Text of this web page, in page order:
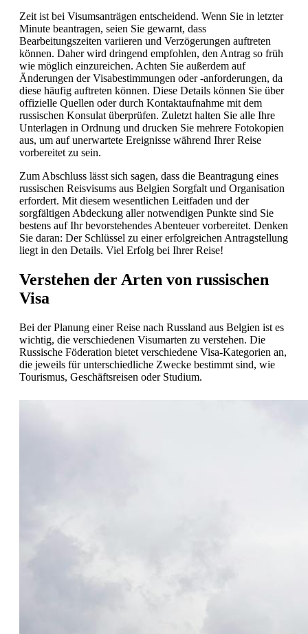
Zeit ist bei Visumsanträgen entscheidend. Wenn Sie in letzter
Minute beantragen, seien Sie gewarnt, dass
Bearbeitungszeiten variieren und Verzögerungen auftreten
können. Daher wird dringend empfohlen, den Antrag so früh
wie möglich einzureichen. Achten Sie außerdem auf
Änderungen der Visabestimmungen oder -anforderungen, da
diese häufig auftreten können. Diese Details können Sie über
offizielle Quellen oder durch Kontaktaufnahme mit dem
russischen Konsulat überprüfen. Zuletzt halten Sie alle Ihre
Unterlagen in Ordnung und drucken Sie mehrere Fotokopien
aus, um auf unerwartete Ereignisse während Ihrer Reise
vorbereitet zu sein.
Zum Abschluss lässt sich sagen, dass die Beantragung eines
russischen Reisvisums aus Belgien Sorgfalt und Organisation
erfordert. Mit diesem wesentlichen Leitfaden und der
sorgfältigen Abdeckung aller notwendigen Punkte sind Sie
bestens auf Ihr bevorstehendes Abenteuer vorbereitet. Denken
Sie daran: Der Schlüssel zu einer erfolgreichen Antragstellung
liegt in den Details. Viel Erfolg bei Ihrer Reise!
Verstehen der Arten von russischen
Visa
Bei der Planung einer Reise nach Russland aus Belgien ist es
wichtig, die verschiedenen Visumarten zu verstehen. Die
Russische Föderation bietet verschiedene Visa-Kategorien an,
die jeweils für unterschiedliche Zwecke bestimmt sind, wie
Tourismus, Geschäftsreisen oder Studium.